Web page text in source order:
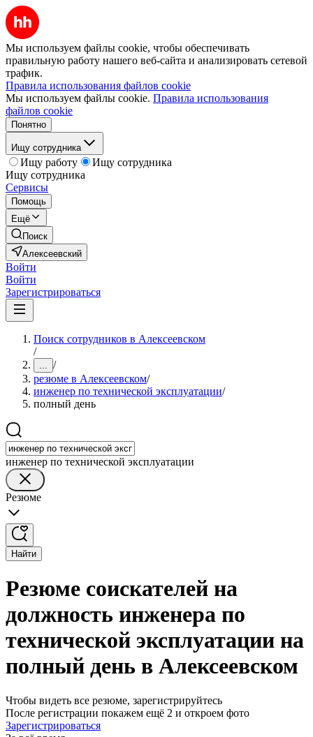
Мы используем файлы cookie, чтобы обеспечивать
правильную работу нашего веб-сайта и анализировать сетевой
трафик.
Правила использования файлов cookie
Мы используем файлы cookie. Правила использования
файлов cookie
Понятно
Ищу сотрудника
Ищу работу
Ищу сотрудника
Ищу сотрудника
Сервисы
Помощь
Ещё
Поиск
Алексеевский
Войти
Войти
Зарегистрироваться
Поиск сотрудников в Алексеевском
/
... /
резюме в Алексеевском/
инженер по технической эксплуатации/
полный день
инженер по технической эксплуатации
Резюме
Найти
Резюме соискателей на
должность инженера по
технической эксплуатации на
полный день в Алексеевском
Чтобы видеть все резюме, зарегистрируйтесь
После регистрации покажем ещё 2 и откроем фото
Зарегистрироваться